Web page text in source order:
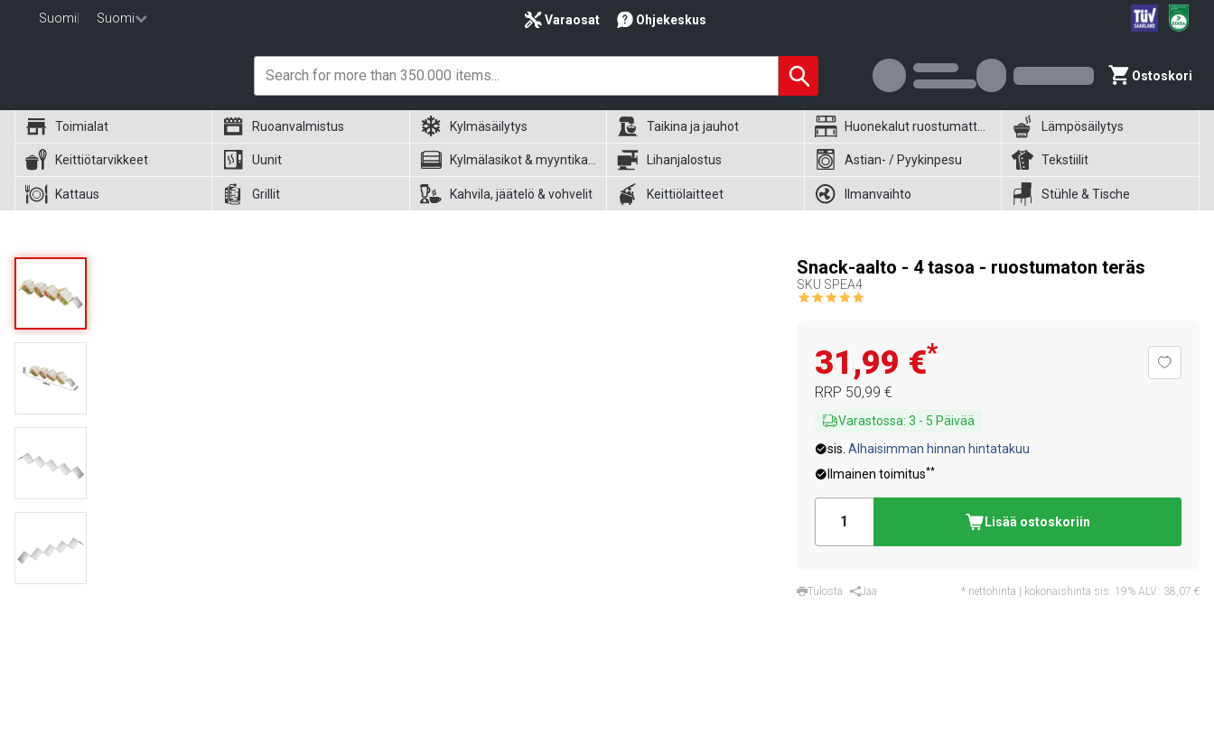
Suomi Suomi Varaosat Ohjekeskus
Ostoskori
Toimialat Ruoanvalmistus Kylmäsäilytys Taikina ja jauhot Huonekalut ruostumattomasta teräksestä Lämpösäilytys
Keittiötarvikkeet Uunit Lihanjalostus Astian- / Pyykinpesu Tekstiilit
Kattaus Grillit Kahvila, jäätelö & vohvelit Keittiölaitteet Ilmanvaihto Stühle & Tische
Snack-aalto - 4 tasoa - ruostumaton teräs
SKU SPEA4
31,99 €*
RRP 50,99 €
Varastossa: 3 - 5 Päivää
sis. Alhaisimman hinnan hintatakuu
Ilmainen toimitus**
Lisää ostoskoriin
Tulosta Jaa * nettohinta | kokonaishinta sis. 19% ALV.: 38,07 €